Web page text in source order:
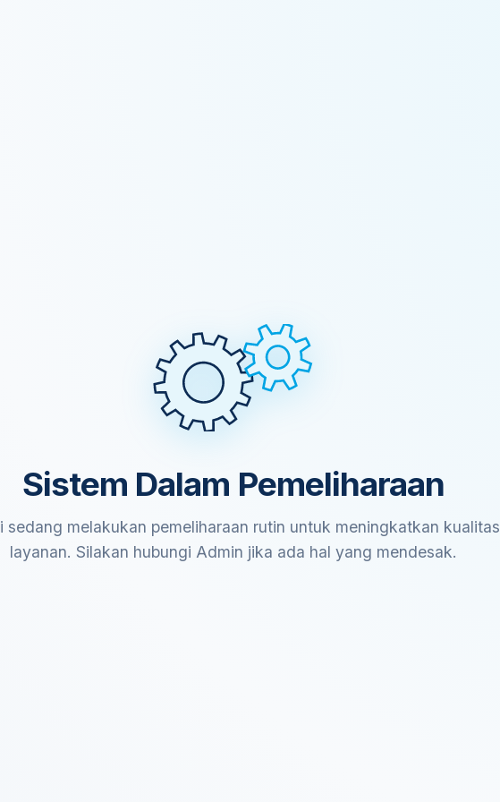
Sistem Dalam Pemeliharaan
sedang melakukan pemeliharaan rutin untuk meningkatkan kualitas
layanan. Silakan hubungi Admin jika ada hal yang mendesak.